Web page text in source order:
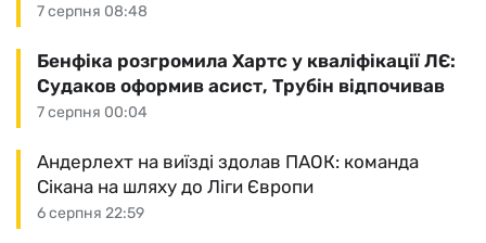
7 серпня 08:48
7 серпня 00:04
Бенфіка розгромила Хартс у кваліфікації ЛЄ:
Судаков оформив асист, Трубін відпочивав
6 серпня 22:59
Андерлехт на виїзді здолав ПАОК: команда
Сікана на шляху до Ліги Європи